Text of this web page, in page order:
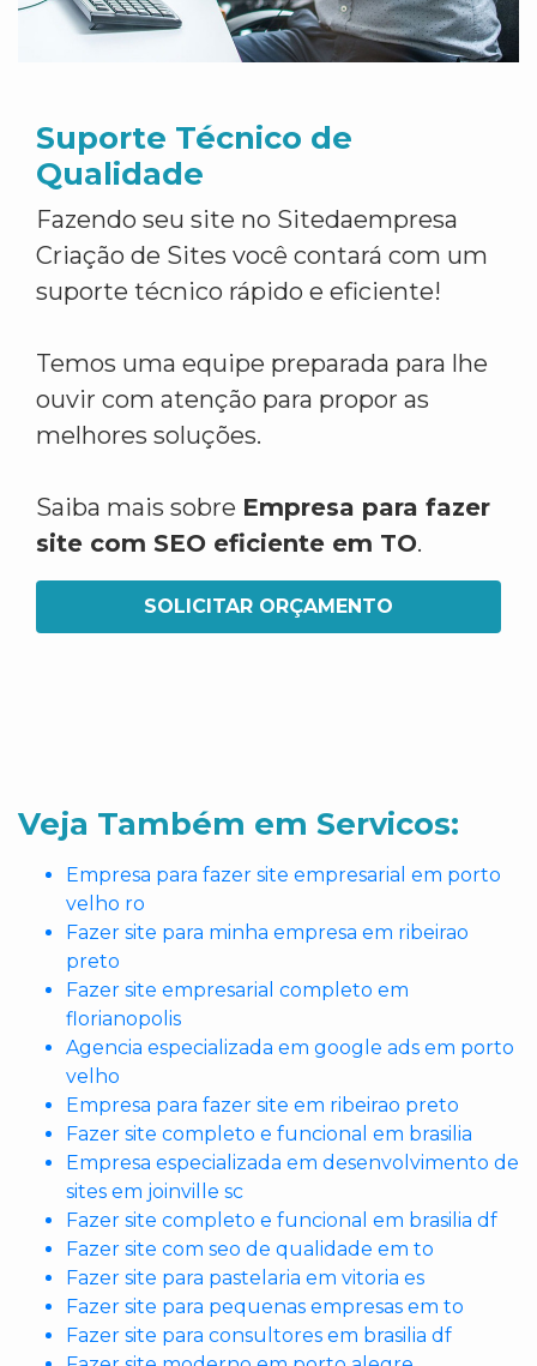
Suporte Técnico de
Qualidade
Fazendo seu site no Sitedaempresa
Criação de Sites você contará com um
suporte técnico rápido e eficiente!
Temos uma equipe preparada para lhe
ouvir com atenção para propor as
melhores soluções.
Saiba mais sobre Empresa para fazer
site com SEO eficiente em TO.
SOLICITAR ORÇAMENTO
Veja Também em Servicos:
Empresa para fazer site empresarial em porto
velho ro
Fazer site para minha empresa em ribeirao
preto
Fazer site empresarial completo em
florianopolis
Agencia especializada em google ads em porto
velho
Empresa para fazer site em ribeirao preto
Fazer site completo e funcional em brasilia
Empresa especializada em desenvolvimento de
sites em joinville sc
Fazer site completo e funcional em brasilia df
Fazer site com seo de qualidade em to
Fazer site para pastelaria em vitoria es
Fazer site para pequenas empresas em to
Fazer site para consultores em brasilia df